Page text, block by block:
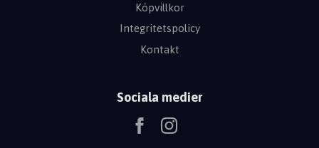
Köpvillkor
Integritetspolicy
Kontakt
Sociala medier